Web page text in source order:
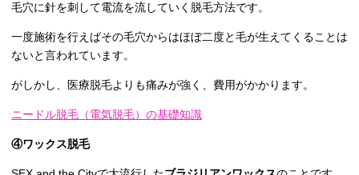
毛穴に針を刺して電流を流していく脱毛方法です。
一度施術を行えばその毛穴からはほぼ二度と毛が生えてくることは
ないと言われています。
がしかし、医療脱毛よりも痛みが強く、費用がかかります。
ニードル脱毛（電気脱毛）の基礎知識
④ワックス脱毛